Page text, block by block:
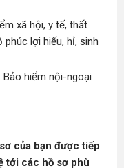
xã hội, y tế, thất
lợi hiếu, hỉ, sinh
hiểm nội-ngoại
của bạn được tiếp
tới các hồ sơ phù